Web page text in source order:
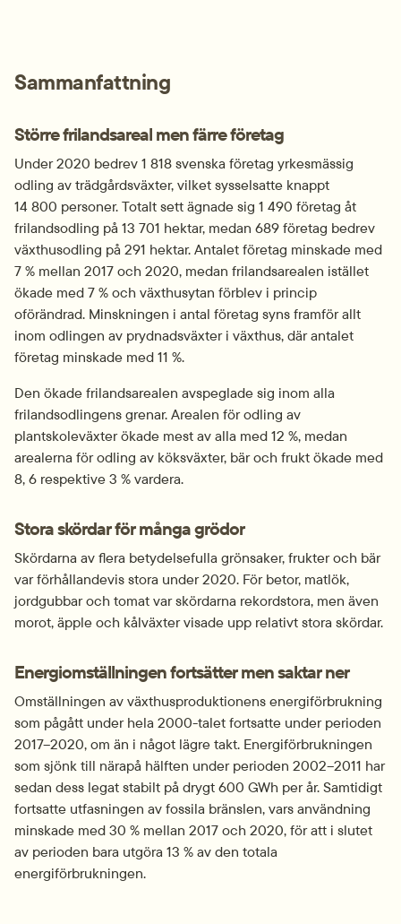
Sammanfattning
Större frilandsareal men färre företag
Under 2020 bedrev 1 818 svenska företag yrkesmässig
odling av trädgårdsväxter, vilket sysselsatte knappt
14 800 personer. Totalt sett ägnade sig 1 490 företag åt
frilandsodling på 13 701 hektar, medan 689 företag bedrev
växthusodling på 291 hektar. Antalet företag minskade med
7 % mellan 2017 och 2020, medan frilandsarealen istället
ökade med 7 % och växthusytan förblev i princip
oförändrad. Minskningen i antal företag syns framför allt
inom odlingen av prydnadsväxter i växthus, där antalet
företag minskade med 11 %.
Den ökade frilandsarealen avspeglade sig inom alla
frilandsodlingens grenar. Arealen för odling av
plantskoleväxter ökade mest av alla med 12 %, medan
arealerna för odling av köksväxter, bär och frukt ökade med
8, 6 respektive 3 % vardera.
Stora skördar för många grödor
Skördarna av flera betydelsefulla grönsaker, frukter och bär
var förhållandevis stora under 2020. För betor, matlök,
jordgubbar och tomat var skördarna rekordstora, men även
morot, äpple och kålväxter visade upp relativt stora skördar.
Energiomställningen fortsätter men saktar ner
Omställningen av växthusproduktionens energiförbrukning
som pågått under hela 2000-talet fortsatte under perioden
2017–2020, om än i något lägre takt. Energi­förbrukningen
som sjönk till närapå hälften under perioden 2002–2011 har
sedan dess legat stabilt på drygt 600 GWh per år. Samtidigt
fortsatte utfasningen av fossila bränslen, vars användning
minskade med 30 % mellan 2017 och 2020, för att i slutet
av perioden bara utgöra 13 % av den totala
energiförbrukningen.